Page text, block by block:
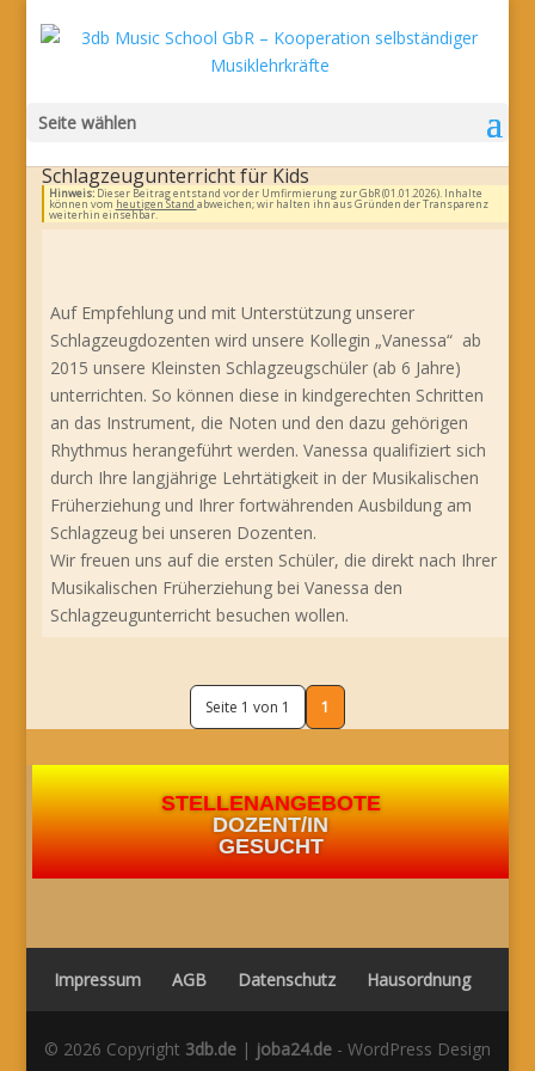
Seite wählen
Schlagzeugunterricht für Kids
Hinweis:Dieser Beitrag entstand vor der Umfirmierung zur GbR (01.01.2026). Inhalte
können vom heutigen Stand abweichen; wir halten ihn aus Gründen der Transparenz
weiterhin einsehbar.
Auf Empfehlung und mit Unterstützung unserer
Schlagzeugdozenten wird unsere Kollegin „Vanessa“ ab
2015 unsere Kleinsten Schlagzeugschüler (ab 6 Jahre)
unterrichten. So können diese in kindgerechten Schritten
an das Instrument, die Noten und den dazu gehörigen
Rhythmus herangeführt werden. Vanessa qualifiziert sich
durch Ihre langjährige Lehrtätigkeit in der Musikalischen
Früherziehung und Ihrer fortwährenden Ausbildung am
Schlagzeug bei unseren Dozenten.
Wir freuen uns auf die ersten Schüler, die direkt nach Ihrer
Musikalischen Früherziehung bei Vanessa den
Schlagzeugunterricht besuchen wollen.
Seite 1 von 1 1
STELLENANGEBOTE
DOZENT/IN
GESUCHT
Impressum AGB Datenschutz Hausordnung
© 2026 Copyright 3db.de | joba24.de - WordPress Design